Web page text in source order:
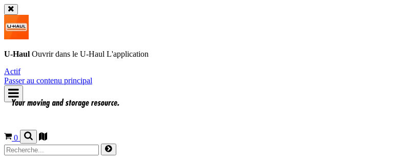
U-Haul Ouvrir dans le U-Haul L'application
Actif
Passer au contenu principal
0